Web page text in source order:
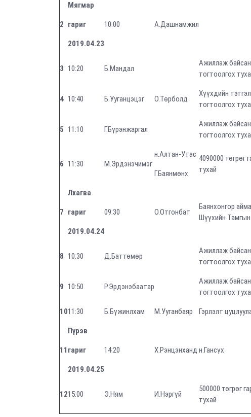
2
Мягмар
гариг
2019.04.23
10:00 А.Дашнамжил
3 10:20 Б.Мандал
Ажиллаж
тогтоолгох
4 10:40 Б.Ууганцэцэг О.Төрболд
Хүүхдийн
тогтоолгох
5 11:10 Г.Бүрэнжаргал
Ажиллаж
тогтоолгох
6 11:30 М.Эрдэнэчимэг
н.Алтан-Утас
Г.Баянмөнх
4090000 төгрөг
тухай
7
Лхагва
гариг
2019.04.24
09:30 О.Отгонбат
Баянхонгор
Шүүхийн Тамгын
8 10:30 Д.Баттөмөр
Ажиллаж
тогтоолгох
9 10:50 Р.Эрдэнэбаатар
Ажиллаж
тогтоолгох
1011:30 Б.Бүжинлхам М.Ууганбаяр Гэрлэлт
11
Пүрэв
гариг
2019.04.25
14:20 Х.Рэнцэнханд н.Гансүх
1215:00 Э.Ням И.Нэргүй
500000 төгрөг
тухай